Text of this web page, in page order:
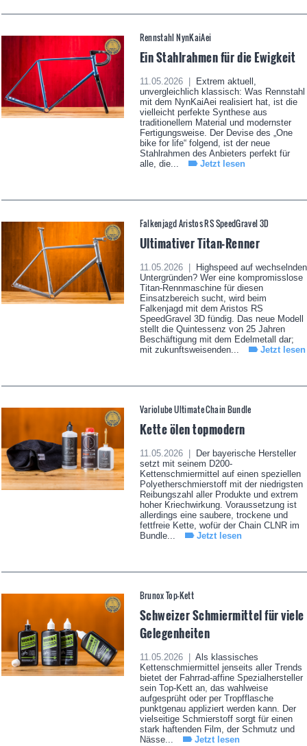
Rennstahl NynKaiAei
Ein Stahlrahmen für die Ewigkeit
11.05.2026 |
Extrem aktuell,
unvergleichlich klassisch: Was Rennstahl
mit dem NynKaiAei realisiert hat, ist die
vielleicht perfekte Synthese aus
traditionellem Material und modernster
Fertigungsweise. Der Devise des „One
bike for life“ folgend, ist der neue
Stahlrahmen des Anbieters perfekt für
alle, die...
Jetzt lesen
Falkenjagd Aristos RS SpeedGravel 3D
Ultimativer Titan-Renner
11.05.2026 |
Highspeed auf wechselnden
Untergründen? Wer eine kompromisslose
Titan-Rennmaschine für diesen
Einsatzbereich sucht, wird beim
Falkenjagd mit dem Aristos RS
SpeedGravel 3D fündig. Das neue Modell
stellt die Quintessenz von 25 Jahren
Beschäftigung mit dem Edelmetall dar;
mit zukunftsweisenden...
Jetzt lesen
Variolube Ultimate Chain Bundle
Kette ölen topmodern
11.05.2026 |
Der bayerische Hersteller
setzt mit seinem D200-
Kettenschmiermittel auf einen speziellen
Polyetherschmierstoff mit der niedrigsten
Reibungszahl aller Produkte und extrem
hoher Kriechwirkung. Voraussetzung ist
allerdings eine saubere, trockene und
fettfreie Kette, wofür der Chain CLNR im
Bundle...
Jetzt lesen
Brunox Top-Kett
Schweizer Schmiermittel für viele
Gelegenheiten
11.05.2026 |
Als klassisches
Kettenschmiermittel jenseits aller Trends
bietet der Fahrrad-affine Spezialhersteller
sein Top-Kett an, das wahlweise
aufgesprüht oder per Tropfflasche
punktgenau appliziert werden kann. Der
vielseitige Schmierstoff sorgt für einen
stark haftenden Film, der Schmutz und
Nässe...
Jetzt lesen